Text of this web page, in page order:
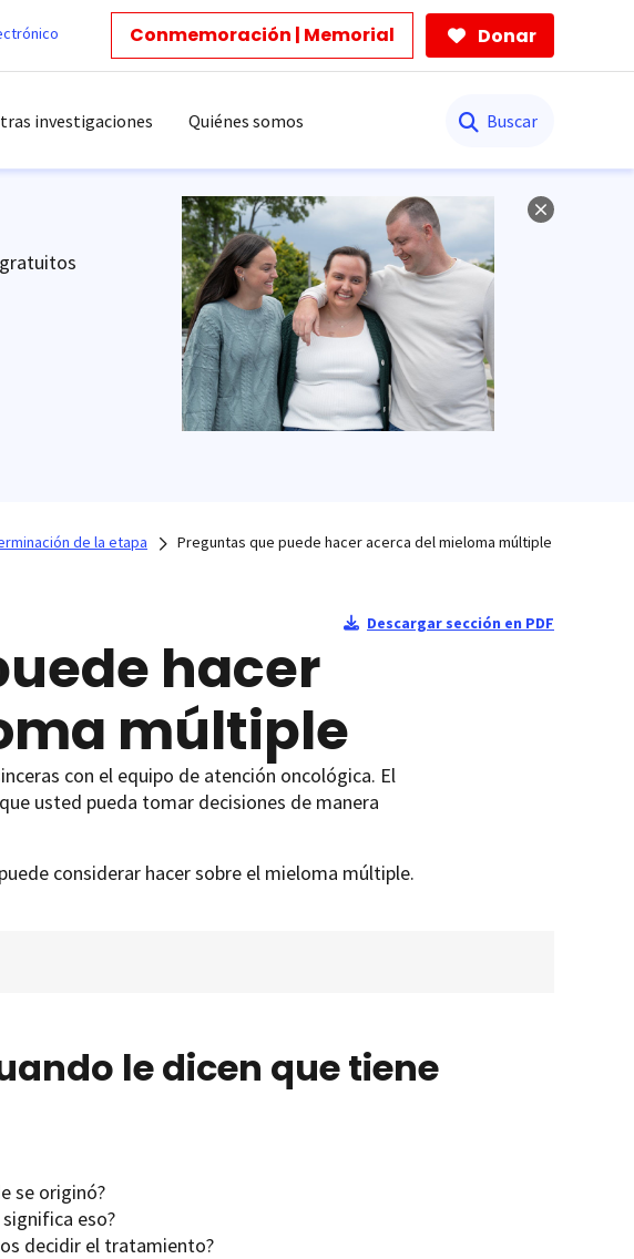
Conmemoración | Memorial Donar
investigaciones Quiénes somos
de la etapa Preguntas que puede hacer acerca del mieloma múltiple
Descargar sección en PDF
hacer
múltiple
con el equipo de atención oncológica. El
usted pueda tomar decisiones de manera
considerar hacer sobre el mieloma múltiple.
le dicen que tiene
se originó?
eso?
decidir el tratamiento?